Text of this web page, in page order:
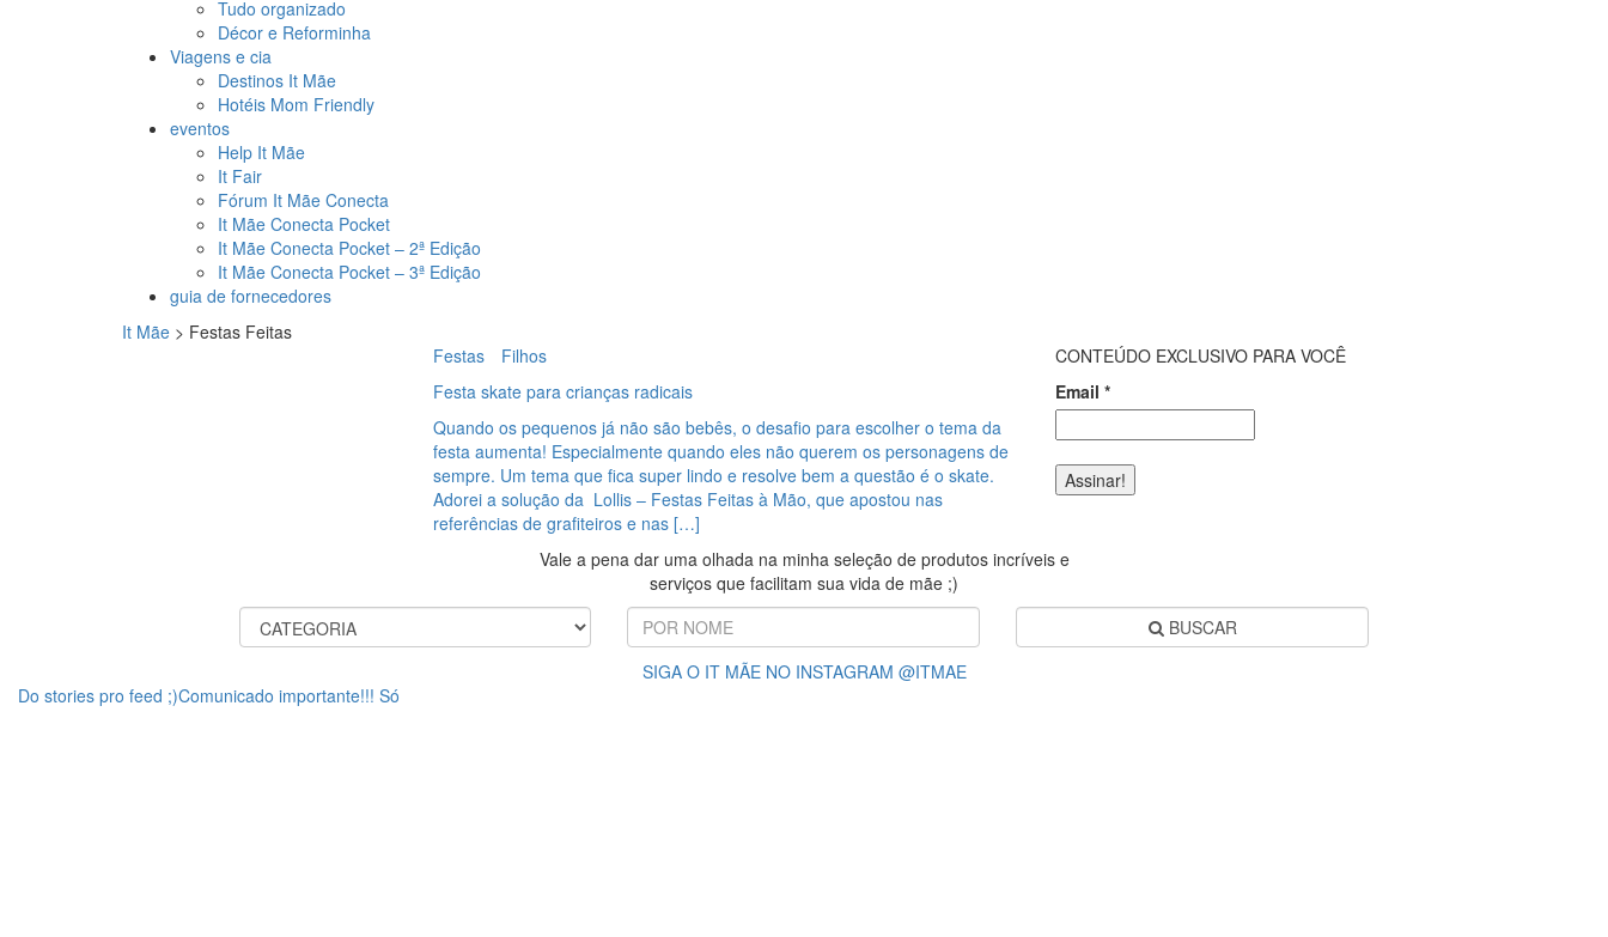
Tudo organizado
Décor e Reforminha
Viagens e cia
Destinos It Mãe
Hotéis Mom Friendly
eventos
Help It Mãe
It Fair
Fórum It Mãe Conecta
It Mãe Conecta Pocket
It Mãe Conecta Pocket – 2ª Edição
It Mãe Conecta Pocket – 3ª Edição
guia de fornecedores
It Mãe > Festas Feitas
Festas
Filhos
Festa skate para crianças radicais
Quando os pequenos já não são bebês, o desafio para escolher o tema da
festa aumenta! Especialmente quando eles não querem os personagens de
sempre. Um tema que fica super lindo e resolve bem a questão é o skate.
Adorei a solução da Lollis – Festas Feitas à Mão, que apostou nas
referências de grafiteiros e nas […]
CONTEÚDO EXCLUSIVO PARA VOCÊ
Email *
Vale a pena dar uma olhada na minha seleção de produtos incríveis e
serviços que facilitam sua vida de mãe ;)
BUSCAR
SIGA O IT MÃE NO INSTAGRAM @ITMAE
Do stories pro feed ;)Comunicado importante!!! Só